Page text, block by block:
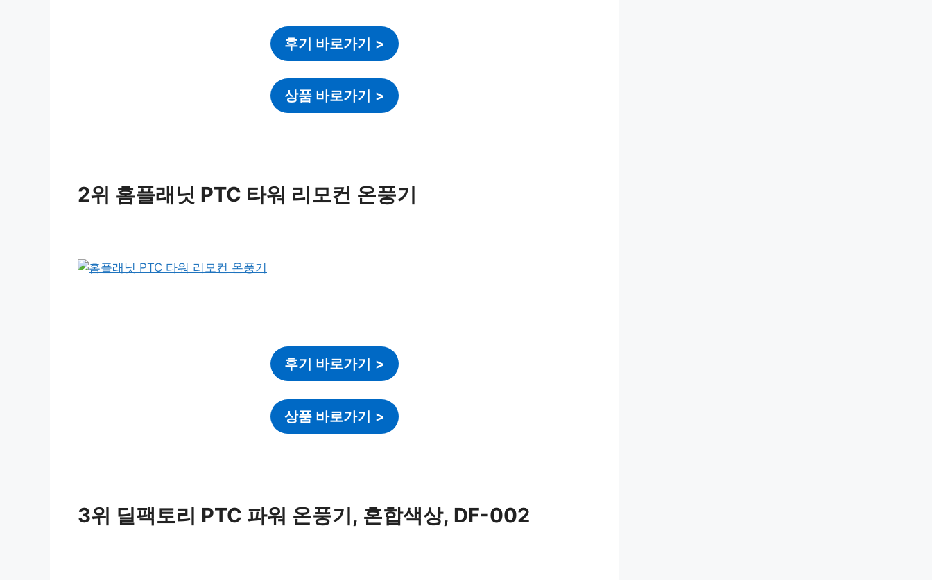
후기 바로가기 >
상품 바로가기 >
2위 홈플래닛 PTC 타워 리모컨 온풍기
후기 바로가기 >
상품 바로가기 >
3위 딜팩토리 PTC 파워 온풍기, 혼합색상, DF-002